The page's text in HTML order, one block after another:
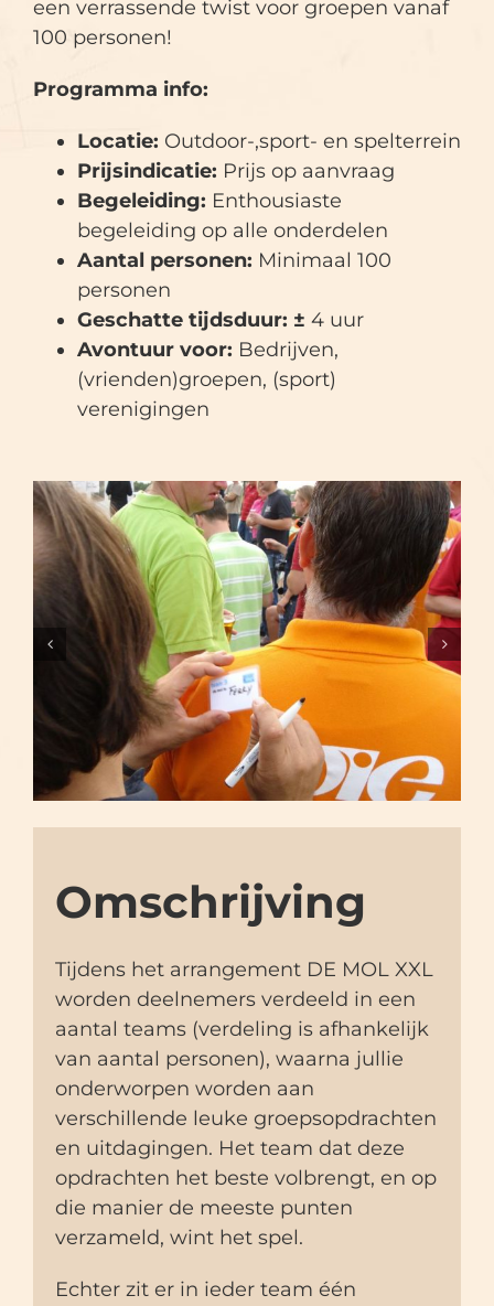
een verrassende twist voor groepen vanaf
100 personen!
Programma info:
Locatie: Outdoor-,sport- en spelterrein
Prijsindicatie: Prijs op aanvraag
Begeleiding: Enthousiaste
begeleiding op alle onderdelen
Aantal personen: Minimaal 100
personen
Geschatte tijdsduur: ± 4 uur
Avontuur voor: Bedrijven,
(vrienden)groepen, (sport)
verenigingen
Omschrijving
Tijdens het arrangement DE MOL XXL
worden deelnemers verdeeld in een
aantal teams (verdeling is afhankelijk
van aantal personen), waarna jullie
onderworpen worden aan
verschillende leuke groepsopdrachten
en uitdagingen. Het team dat deze
opdrachten het beste volbrengt, en op
die manier de meeste punten
verzameld, wint het spel.
Echter zit er in ieder team één